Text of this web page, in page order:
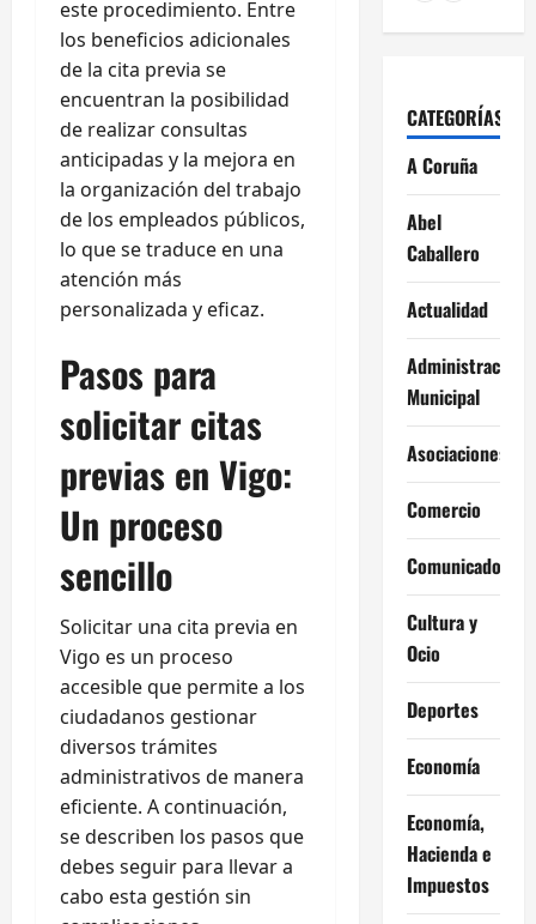
este procedimiento. Entre
los beneficios adicionales
de la cita previa se
encuentran la posibilidad
de realizar consultas
anticipadas y la mejora en
la organización del trabajo
de los empleados públicos,
lo que se traduce en una
atención más
personalizada y eficaz.
Pasos para
solicitar citas
previas en Vigo:
Un proceso
sencillo
Solicitar una cita previa en
Vigo es un proceso
accesible que permite a los
ciudadanos gestionar
diversos trámites
administrativos de manera
eficiente. A continuación,
se describen los pasos que
debes seguir para llevar a
cabo esta gestión sin
CATEGORÍAS
A Coruña
Abel
Caballero
Actualidad
Administración
Municipal
Asociaciones
Comercio
Comunicados
Cultura y
Ocio
Deportes
Economía
Economía,
Hacienda e
Impuestos